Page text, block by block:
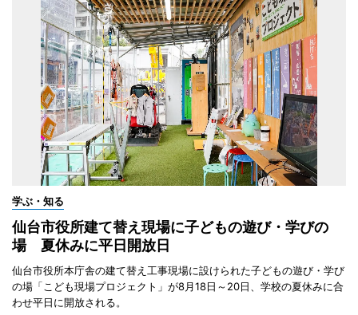
学ぶ・知る
仙台市役所建て替え現場に子どもの遊び・学びの
場 夏休みに平日開放日
仙台市役所本庁舎の建て替え工事現場に設けられた子どもの遊び・学び
の場「こども現場プロジェクト」が8月18日～20日、学校の夏休みに合
わせ平日に開放される。